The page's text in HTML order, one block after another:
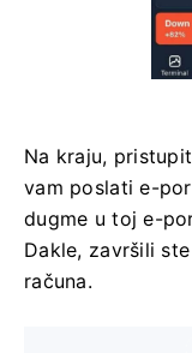
Na kraju,
vam poslati e-
dugme u toj e-
Dakle, završili
računa.